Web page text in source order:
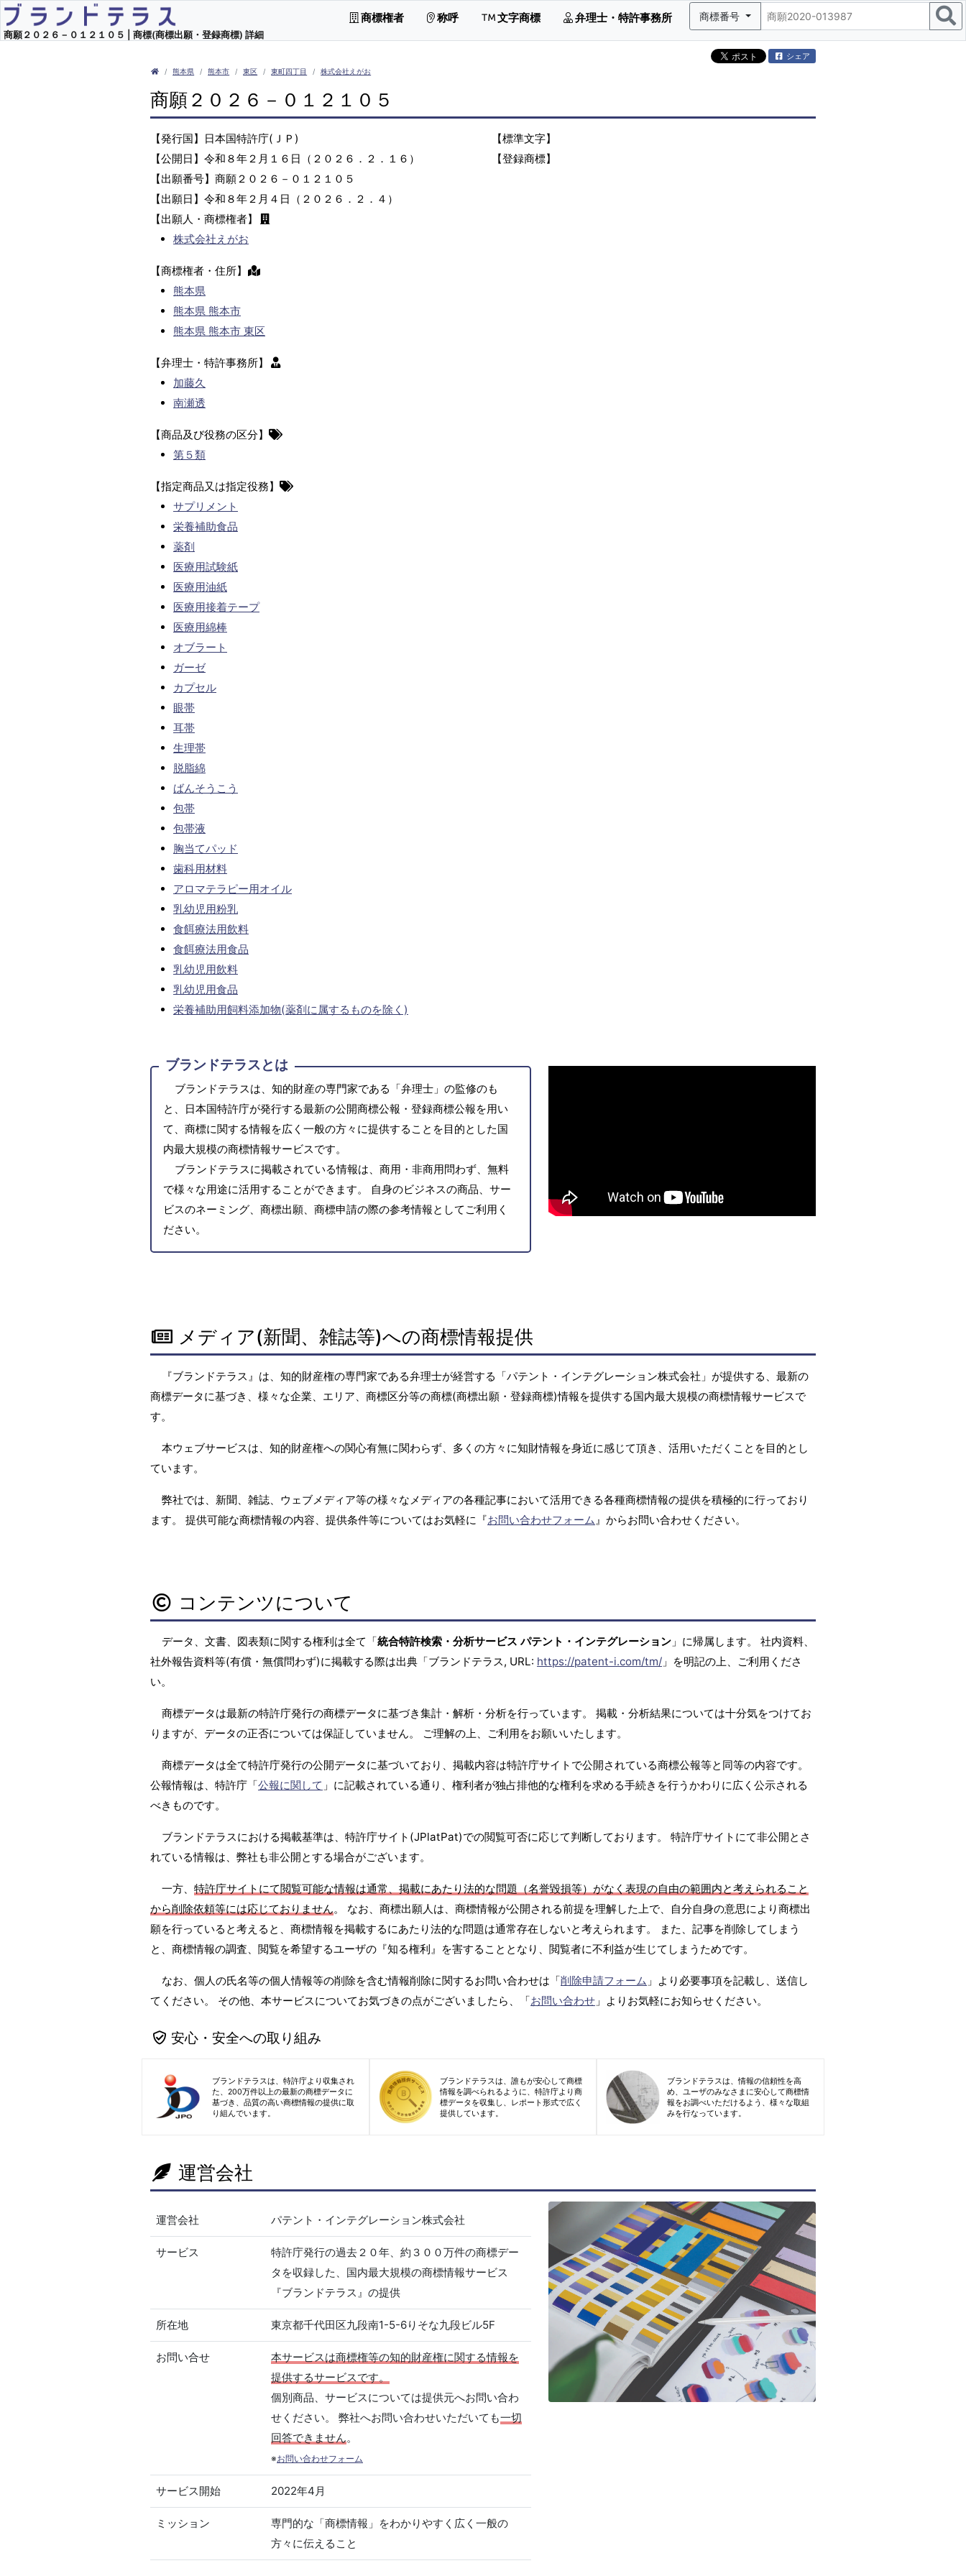
商願２０２６－０１２１０５ | 商標(商標出願・登録商標) 詳細
商標権者 称呼 文字商標 弁理士・特許事務所 商標番号
シェア
熊本県 熊本市 東区 東町四丁目 株式会社えがお
商願２０２６－０１２１０５
【発行国】日本国特許庁(ＪＰ)
【公開日】令和８年２月１６日（２０２６．２．１６）
【出願番号】商願２０２６－０１２１０５
【出願日】令和８年２月４日（２０２６．２．４）
【出願人・商標権者】
株式会社えがお
【商標権者・住所】
熊本県
熊本県 熊本市
熊本県 熊本市 東区
【弁理士・特許事務所】
加藤久
南瀬透
【商品及び役務の区分】
第５類
【指定商品又は指定役務】
サプリメント
栄養補助食品
薬剤
医療用試験紙
医療用油紙
医療用接着テープ
医療用綿棒
オブラート
ガーゼ
カプセル
眼帯
耳帯
生理帯
脱脂綿
ばんそうこう
包帯
包帯液
胸当てパッド
歯科用材料
アロマテラピー用オイル
乳幼児用粉乳
食餌療法用飲料
食餌療法用食品
乳幼児用飲料
乳幼児用食品
栄養補助用飼料添加物(薬剤に属するものを除く)
【標準文字】
【登録商標】
ブランドテラスとは
ブランドテラスは、知的財産の専門家である「弁理士」の監修のも
と、日本国特許庁が発行する最新の公開商標公報・登録商標公報を用い
て、商標に関する情報を広く一般の方々に提供することを目的とした国
内最大規模の商標情報サービスです。
ブランドテラスに掲載されている情報は、商用・非商用問わず、無料
で様々な用途に活用することができます。 自身のビジネスの商品、サー
ビスのネーミング、商標出願、商標申請の際の参考情報としてご利用く
ださい。
メディア(新聞、雑誌等)への商標情報提供
『ブランドテラス』は、知的財産権の専門家である弁理士が経営する「パテント・インテグレーション株式会社」が提供する、最新の
商標データに基づき、様々な企業、エリア、商標区分等の商標(商標出願・登録商標)情報を提供する国内最大規模の商標情報サービスで
す。
本ウェブサービスは、知的財産権への関心有無に関わらず、多くの方々に知財情報を身近に感じて頂き、活用いただくことを目的とし
ています。
弊社では、新聞、雑誌、ウェブメディア等の様々なメディアの各種記事において活用できる各種商標情報の提供を積極的に行っており
ます。 提供可能な商標情報の内容、提供条件等についてはお気軽に『お問い合わせフォーム 』からお問い合わせください。
コンテンツについて
データ、文書、図表類に関する権利は全て「統合特許検索・分析サービス パテント・インテグレーション 」に帰属します。 社内資料、
社外報告資料等(有償・無償問わず)に掲載する際は出典「ブランドテラス, URL: https://patent-i.com/tm/ 」を明記の上、ご利用くださ
い。
商標データは最新の特許庁発行の商標データに基づき集計・解析・分析を行っています。 掲載・分析結果については十分気をつけてお
りますが、データの正否については保証していません。 ご理解の上、ご利用をお願いいたします。
商標データは全て特許庁発行の公開データに基づいており、掲載内容は特許庁サイトで公開されている商標公報等と同等の内容です。
公報情報は、特許庁「公報に関して 」に記載されている通り、権利者が独占排他的な権利を求める手続きを行うかわりに広く公示される
べきものです。
ブランドテラスにおける掲載基準は、特許庁サイト(JPlatPat)での閲覧可否に応じて判断しております。 特許庁サイトにて非公開とさ
れている情報は、弊社も非公開とする場合がございます。
一方、 特許庁サイトにて閲覧可能な情報は通常、掲載にあたり法的な問題（名誉毀損等）がなく表現の自由の範囲内と考えられること
から削除依頼等には応じておりません。 なお、商標出願人は、商標情報が公開される前提を理解した上で、自分自身の意思により商標出
願を行っていると考えると、商標情報を掲載するにあたり法的な問題は通常存在しないと考えられます。 また、記事を削除してしまう
と、商標情報の調査、閲覧を希望するユーザの『知る権利』を害することとなり、閲覧者に不利益が生じてしまうためです。
なお、個人の氏名等の個人情報等の削除を含む情報削除に関するお問い合わせは「削除申請フォーム 」より必要事項を記載し、送信し
てください。 その他、本サービスについてお気づきの点がございましたら、「お問い合わせ 」よりお気軽にお知らせください。
安心・安全への取り組み
ブランドテラスは、特許庁より収集され
た、200万件以上の最新の商標データに
基づき、品質の高い商標情報の提供に取
り組んでいます。
ブランドテラスは、誰もが安心して商標
情報を調べられるように、特許庁より商
標データを収集し、レポート形式で広く
提供しています。
ブランドテラスは、情報の信頼性を高
め、ユーザのみなさまに安心して商標情
報をお調べいただけるよう、様々な取組
みを行なっています。
運営会社
運営会社 パテント・インテグレーション株式会社
サービス
特許庁発行の過去２０年、約３００万件の商標デー
タを収録した、国内最大規模の商標情報サービス
『ブランドテラス』の提供
所在地 東京都千代田区九段南1-5-6りそな九段ビル5F
お問い合せ
本サービスは商標権等の知的財産権に関する情報を
提供するサービスです。
個別商品、サービスについては提供元へお問い合わ
せください。 弊社へお問い合わせいただいても一切
回答できません。
※お問い合わせフォーム
サービス開始 2022年4月
ミッション
専門的な「商標情報」をわかりやすく広く一般の
方々に伝えること